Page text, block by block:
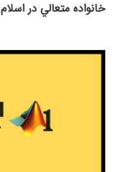
خانواده متعالي در اسلام